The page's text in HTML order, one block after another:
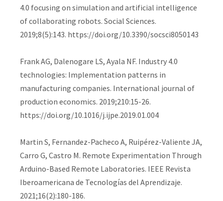
4.0 focusing on simulation and artificial intelligence
of collaborating robots. Social Sciences.
2019;8(5):143. https://doi.org/10.3390/socsci8050143
Frank AG, Dalenogare LS, Ayala NF. Industry 4.0
technologies: Implementation patterns in
manufacturing companies. International journal of
production economics. 2019;210:15-26.
https://doi.org/10.1016/j.ijpe.2019.01.004
Martin S, Fernandez-Pacheco A, Ruipérez-Valiente JA,
Carro G, Castro M. Remote Experimentation Through
Arduino-Based Remote Laboratories. IEEE Revista
Iberoamericana de Tecnologías del Aprendizaje.
2021;16(2):180-186.